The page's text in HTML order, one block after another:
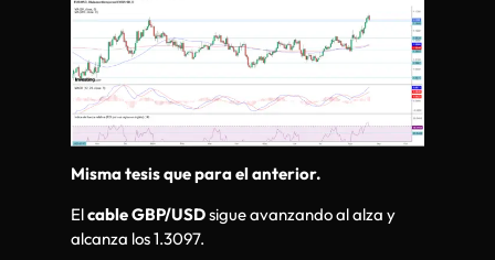
Misma tesis que para el anterior.
Elcable GBP/USDsigue avanzando al alza y
alcanza los 1.3097.